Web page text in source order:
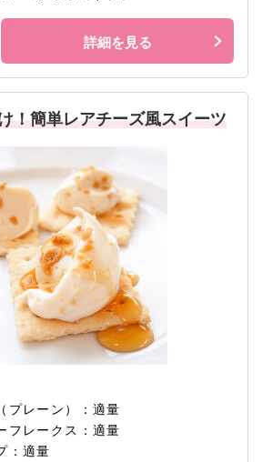
詳細を見る
！簡単レアチーズ風スイーツ
プレーン）：適量
フレークス：適量
：適量